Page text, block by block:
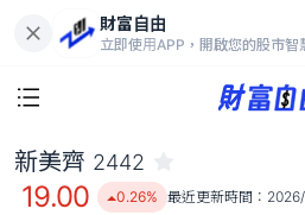
財富自由
立即使用APP，開啟您的股市智
19.00
0.26%
新美齊 2442
19.00 0.26% 最近更新時間：